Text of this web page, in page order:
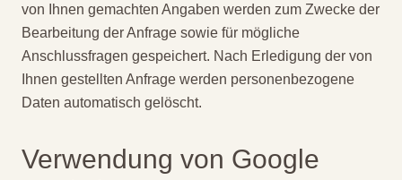
von Ihnen gemachten Angaben werden zum Zwecke der
Bearbeitung der Anfrage sowie für mögliche
Anschlussfragen gespeichert. Nach Erledigung der von
Ihnen gestellten Anfrage werden personenbezogene
Daten automatisch gelöscht.
Verwendung von Google